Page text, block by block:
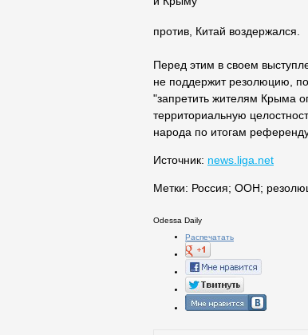
против, Китай воздержался.
Перед этим в своем
не поддержит резолюцию,
"запретить жителям Крыма
территориальную
народа по итогам
Источник: news.liga.net
Метки: Россия; ООН;
Odessa Daily
Распечатать